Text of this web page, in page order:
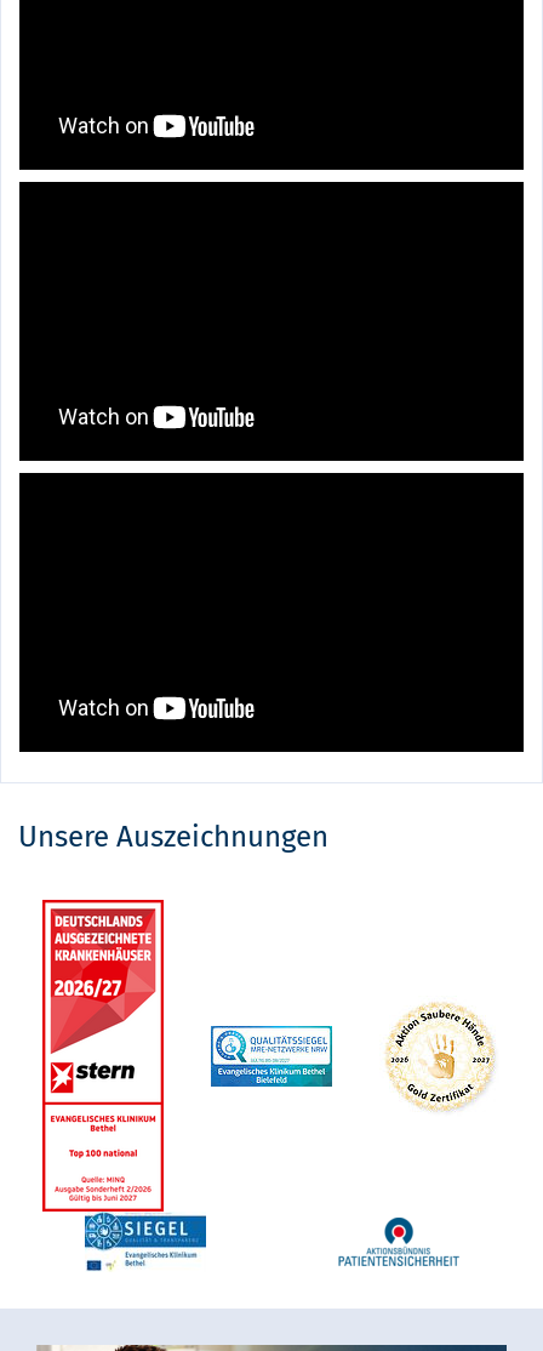
Unsere Auszeichnungen